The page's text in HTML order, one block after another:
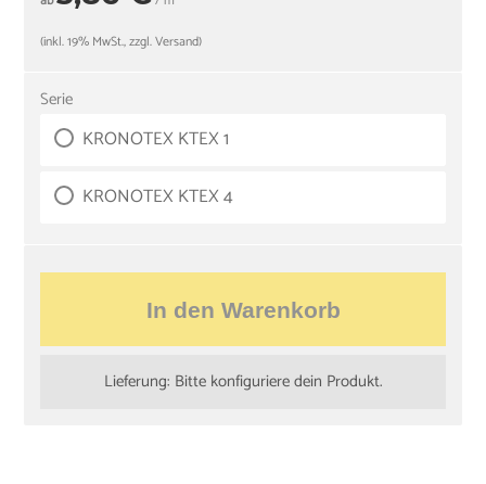
(inkl. 19% MwSt., zzgl. Versand)
Serie
KRONOTEX KTEX 1
KRONOTEX KTEX 4
In den Warenkorb
Lieferung: Bitte konfiguriere dein Produkt.